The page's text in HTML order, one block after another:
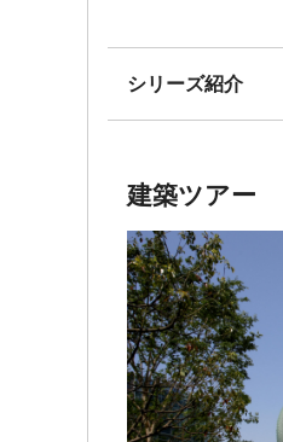
シリーズ紹介
建築ツアー